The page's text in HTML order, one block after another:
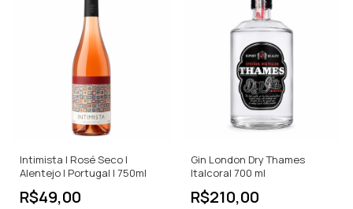
Intimista | Rosé Seco |
Alentejo | Portugal | 750ml
R$49,00
Gin London Dry Thames
Italcoral 700 ml
R$210,00